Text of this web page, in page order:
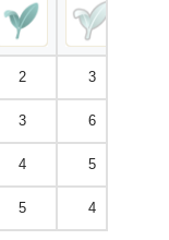
2 3
3 6
4 5
5 4